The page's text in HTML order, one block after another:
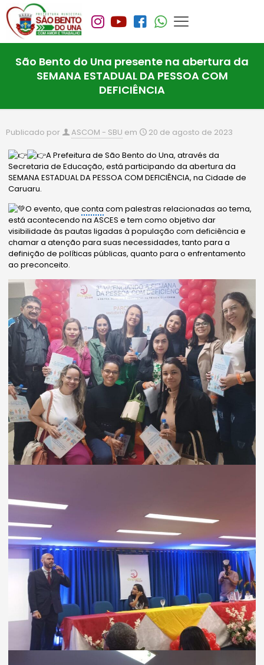
São Bento do Una presente na abertura da
SEMANA ESTADUAL DA PESSOA COM
DEFICIÊNCIA
Publicado por ASCOM - SBU em 20 de agosto de 2023
A Prefeitura de São Bento do Una, através da
Secretaria de Educação, está participando da abertura da
SEMANA ESTADUAL DA PESSOA COM DEFICIÊNCIA, na Cidade de
Caruaru.
O evento, queconta com palestras relacionadas ao tema,
está acontecendo na ASCES e tem como objetivo dar
visibilidade às pautas ligadas à população com deficiência e
chamar a atenção para suas necessidades, tanto para a
definição de políticas públicas, quanto para o enfrentamento
ao preconceito.